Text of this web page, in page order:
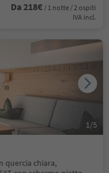
Da 218€ / 1 notte / 2 ospiti
IVA incl.
quercia chiara,
1/5